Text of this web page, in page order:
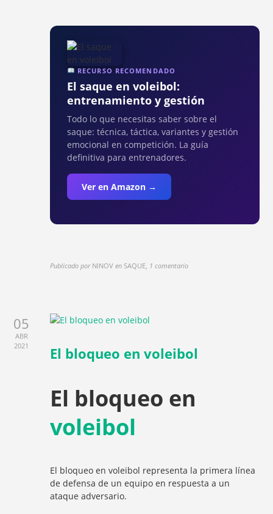
RECURSO RECOMENDADO
El saque en voleibol:
entrenamiento y gestión
Todo lo que necesitas saber sobre el
saque: técnica, táctica, variantes y gestión
emocional en competición. La guía
definitiva para entrenadores.
Ver en Amazon →
Publicado por NINOV en SAQUE, 1 comentario
05
ABR
2021
El bloqueo en voleibol
El bloqueo en
voleibol
El bloqueo en voleibol representa la primera línea
de defensa de un equipo en respuesta a un
ataque adversario.